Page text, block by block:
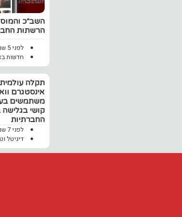
השב״כ
הרשתות
לפני 5 שנים
חדשות
תקלה
אינסטגרם
משתמשים
קושי
החברתיות
לפני 7 שנים
דיגיטל